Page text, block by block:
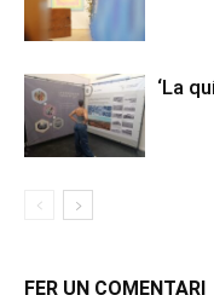
‘La
FER UN COMENTARI